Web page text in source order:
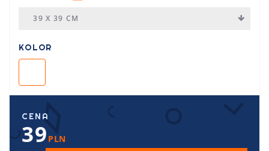
39 X 39 CM
KOLOR
CENA
39PLN